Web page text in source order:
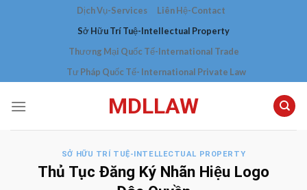
Dịch Vụ-Services
Liên Hệ-Contact
Sở Hữu Trí Tuệ-Intellectual Property
Thương Mại Quốc Tế-International Trade
Tư Pháp Quốc Tế- International Private Law
MDLLAW
SỞ HỮU TRÍ TUỆ-INTELLECTUAL PROPERTY
Thủ Tục Đăng Ký Nhãn Hiệu Logo